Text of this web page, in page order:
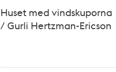
Huset med vindskuporna
/ Gurli Hertzman-Ericson